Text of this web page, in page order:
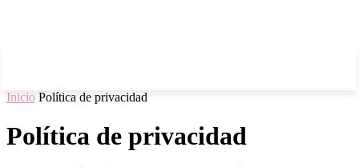
Inicio Política de privacidad
Política de privacidad